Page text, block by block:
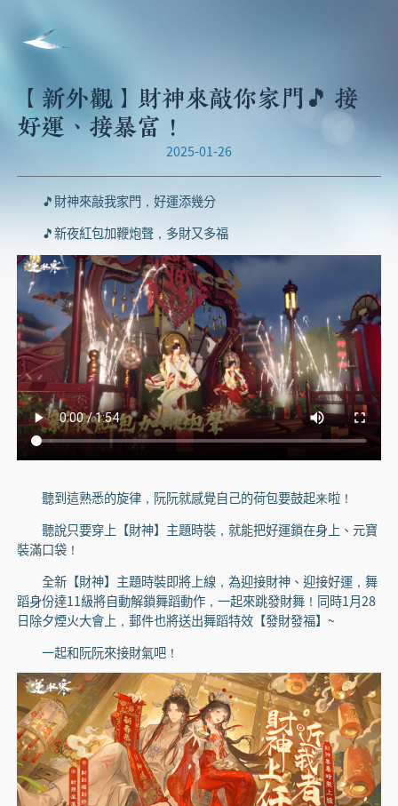
【新外觀】財神來敲你家門🎵 接
好運、接暴富！
2025-01-26
🎵財神來敲我家門，好運添幾分
🎵新夜紅包加鞭炮聲，多財又多福
聽到這熟悉的旋律，阮阮就感覺自己的荷包要鼓起来啦！
聽說只要穿上【財神】主題時裝，就能把好運鎖在身上、元寶
裝滿口袋！
全新【財神】主題時裝即將上線，為迎接財神、迎接好運，舞
蹈身份達11級將自動解鎖舞蹈動作，一起來跳發財舞！同時1月28
日除夕煙火大會上，郵件也將送出舞蹈特效【發財發福】~
一起和阮阮來接財氣吧！